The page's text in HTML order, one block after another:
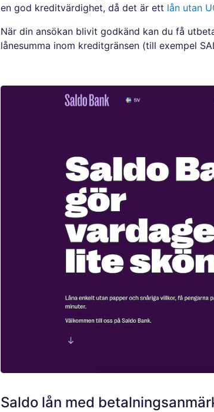
en god kreditvärdighet, då det är ett lån utan
När din ansökan blivit godkänd kan du få
lånesumma inom kreditgränsen (till exempel
Saldo lån med